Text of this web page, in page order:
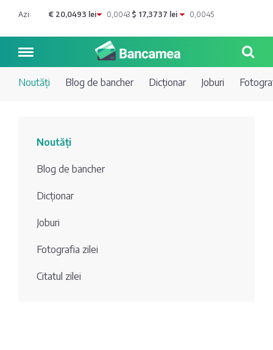
Azi: € 20,0493 lei 0,0043 $ 17,3737 lei 0,0045
bancher
Joburi
Fotografia
Depozite
Comerțbank
Energbank
întrebare?
Sondaj
Noutăți Blog de bancher Dicționar Joburi
Noutăți
Blog de bancher
Dicționar
Joburi
Fotografia zilei
Citatul zilei